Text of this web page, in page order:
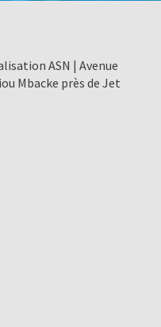
ASN | Avenue
Mbacke près de Jet